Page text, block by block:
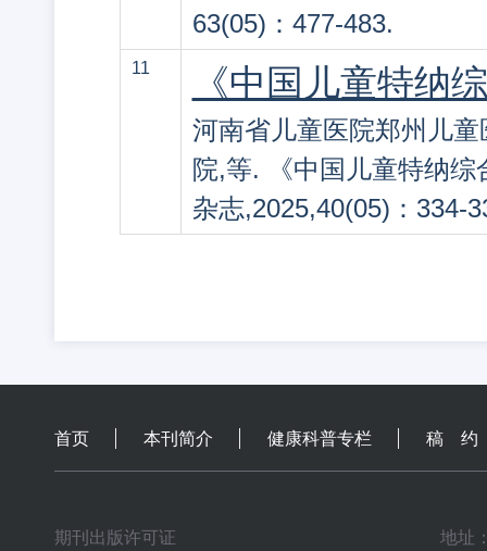
63(05)：477-483.
11 《中国儿童特纳
河南省儿童医院郑州儿
院,等. 《中国儿童特纳
杂志,2025,40(05)：334-
首页 本刊简介 健康科普专栏 稿 约
期刊出版许可证
地址